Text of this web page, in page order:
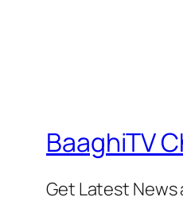
BaaghiTV
Get Latest News